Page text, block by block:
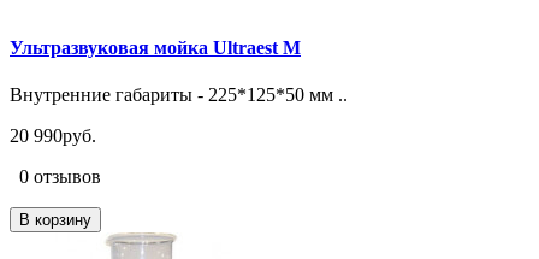
Ультразвуковая мойка Ultraest M
Внутренние габариты - 225*125*50 мм ..
20 990руб.
0 отзывов
В корзину